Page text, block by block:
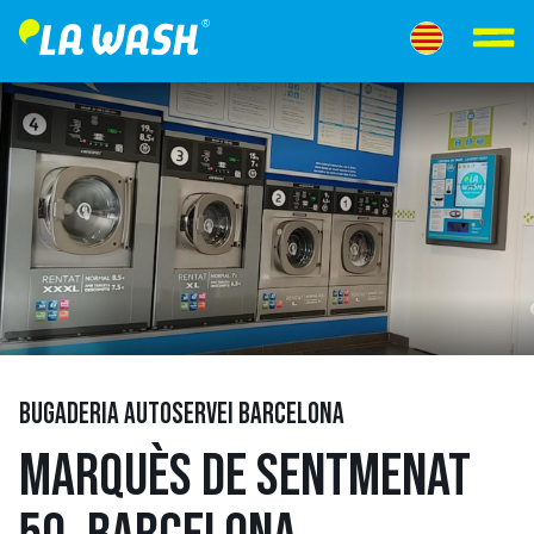
BUGADERIA AUTOSERVEI BARCELONA
MARQUÈS DE SENTMENAT